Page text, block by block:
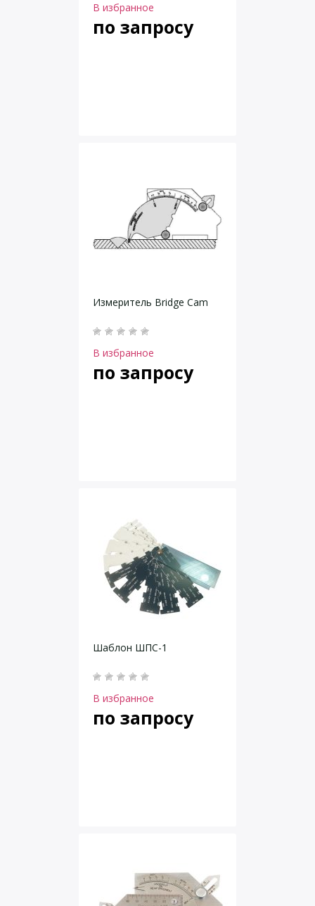
В избранное
по запросу
Измеритель Bridge Cam
В избранное
по запросу
Шаблон ШПС-1
В избранное
по запросу